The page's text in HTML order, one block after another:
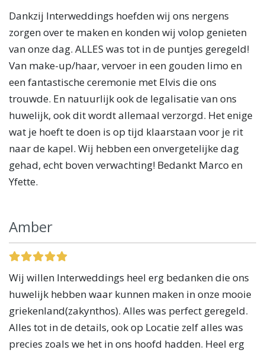
Dankzij Interweddings hoefden wij ons nergens
zorgen over te maken en konden wij volop genieten
van onze dag. ALLES was tot in de puntjes geregeld!
Van make-up/haar, vervoer in een gouden limo en
een fantastische ceremonie met Elvis die ons
trouwde. En natuurlijk ook de legalisatie van ons
huwelijk, ook dit wordt allemaal verzorgd. Het enige
wat je hoeft te doen is op tijd klaarstaan voor je rit
naar de kapel. Wij hebben een onvergetelijke dag
gehad, echt boven verwachting! Bedankt Marco en
Yfette.
Amber
Wij willen Interweddings heel erg bedanken die ons
huwelijk hebben waar kunnen maken in onze mooie
griekenland(zakynthos). Alles was perfect geregeld.
Alles tot in de details, ook op Locatie zelf alles was
precies zoals we het in ons hoofd hadden. Heel erg